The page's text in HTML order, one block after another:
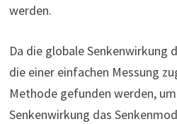
werden.
Da die globale Senkenwirkung
die einer einfachen Messung
Methode gefunden werden,
Senkenwirkung das